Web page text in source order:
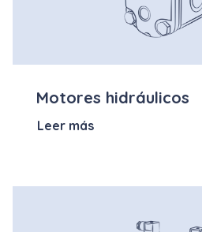
Motores hidráulicos
Leer más